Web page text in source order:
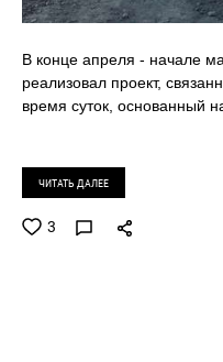
В конце апреля - начале
реализовал проект,
время суток, основанный
ЧИТАТЬ ДАЛЕЕ
3